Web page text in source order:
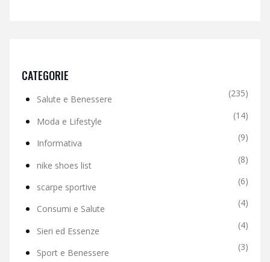
CATEGORIE
Salute e Benessere
(235)
Moda e Lifestyle
(14)
Informativa
(9)
nike shoes list
(8)
scarpe sportive
(6)
Consumi e Salute
(4)
Sieri ed Essenze
(4)
Sport e Benessere
(3)